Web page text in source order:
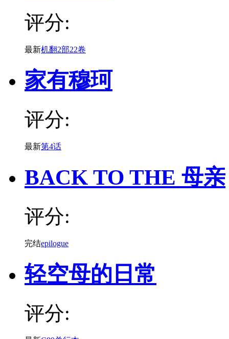
评分:
最新机翻2部22卷
家有穆珂
评分:
最新第4话
BACK TO THE 母亲
评分:
完结epilogue
轻空母的日常
评分: